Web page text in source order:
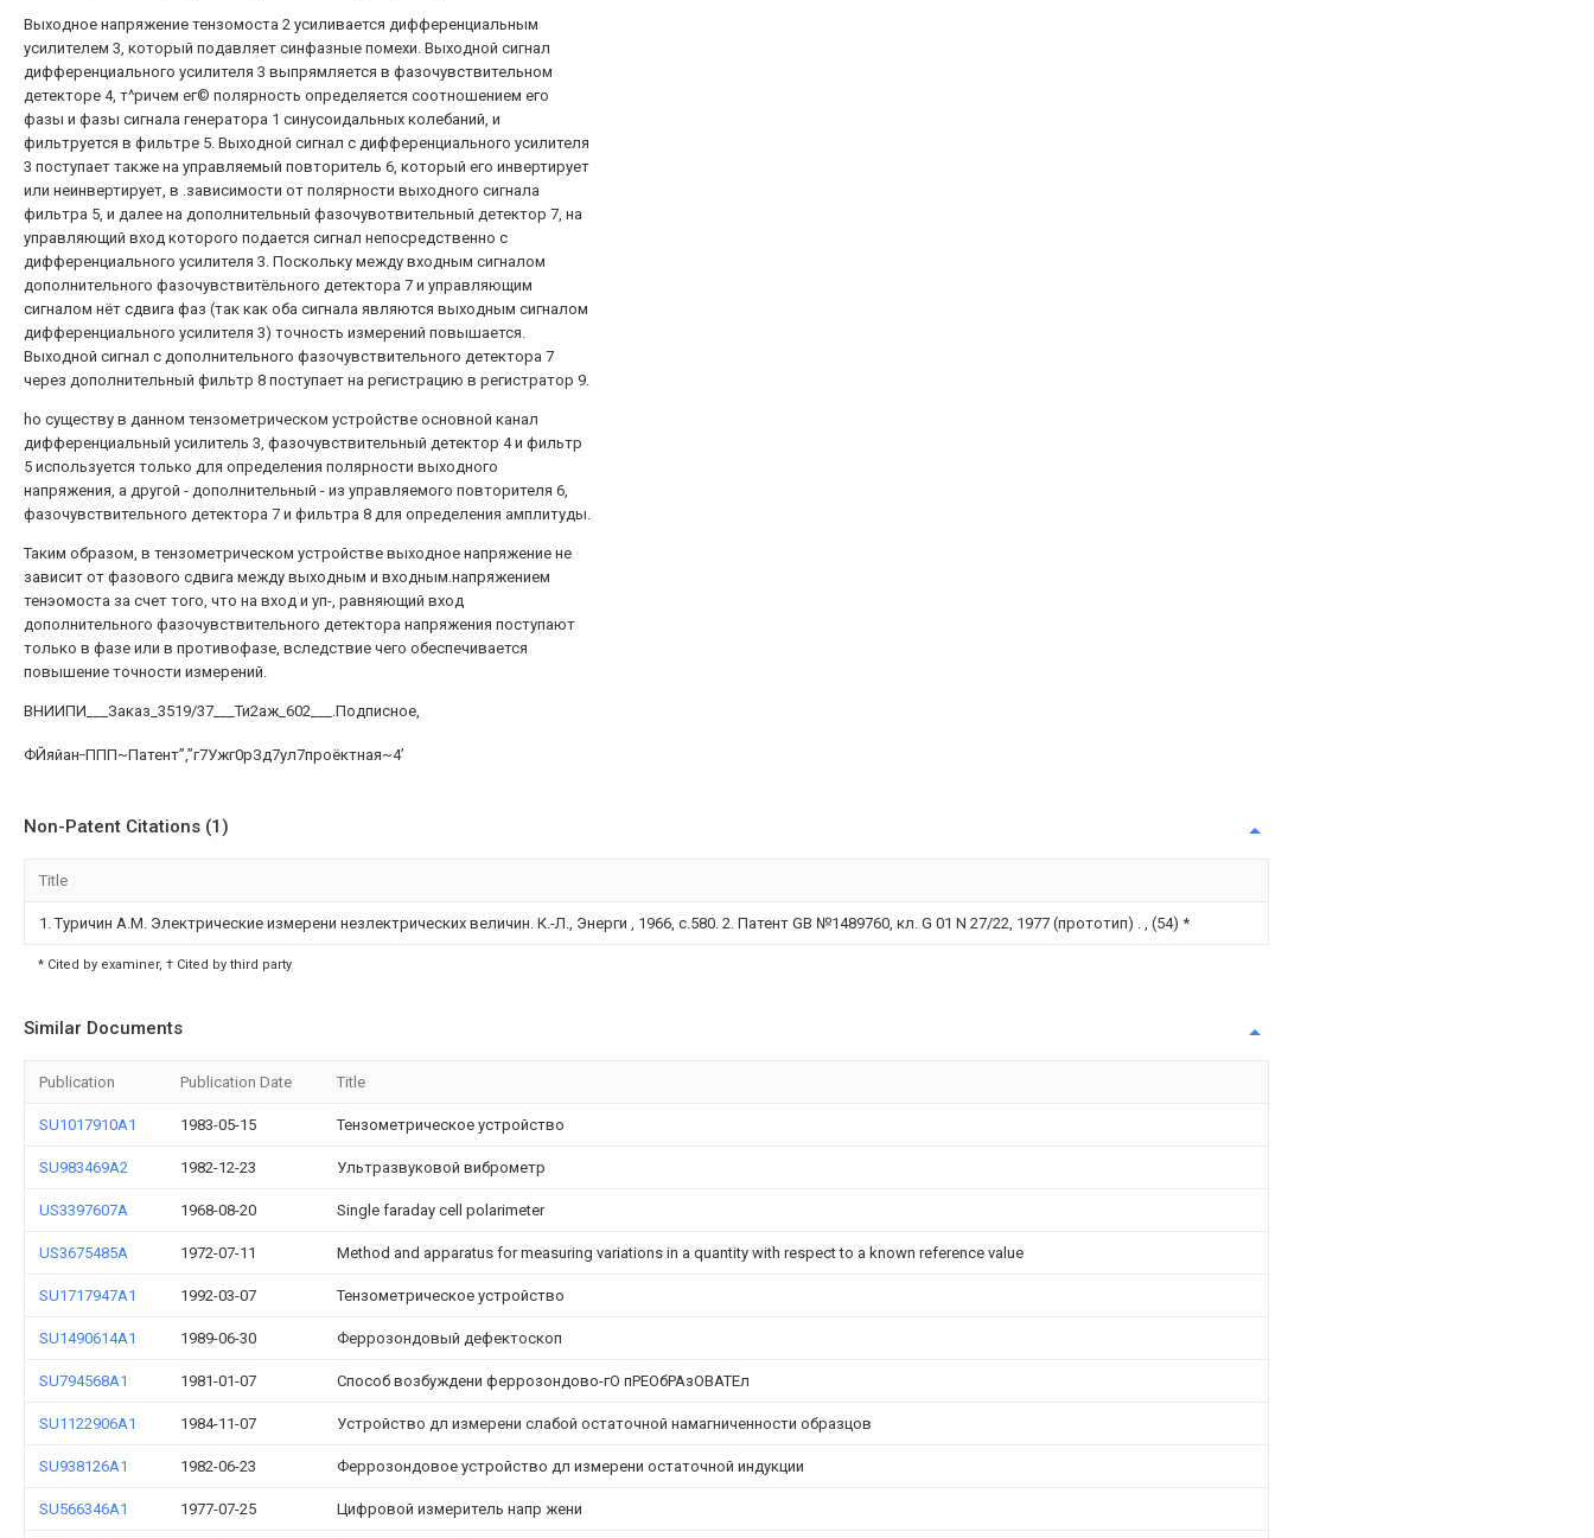
Выходное напряжение тензомоста 2 усиливается дифференциальным
усилителем 3, который подавляет синфазные помехи. Выходной сигнал
дифференциального усилителя 3 выпрямляется в фазочувствительном
детекторе 4, т^ричем ег© полярность определяется соотношением его
фазы и фазы сигнала генератора 1 синусоидальных колебаний, и
фильтруется в фильтре 5. Выходной сигнал с дифференциального усилителя
3 поступает также на управляемый повторитель 6, который его инвертирует
или неинвертирует, в .зависимости от полярности выходного сигнала
фильтра 5, и далее на дополнительный фазочувотвительный детектор 7, на
управляющий вход которого подается сигнал непосредственно с
дифференциального усилителя 3. Поскольку между входным сигналом
дополнительного фазочувствитёльного детектора 7 и управляющим
сигналом нёт сдвига фаз (так как оба сигнала являются выходным сигналом
дифференциального усилителя 3) точность измерений повышается.
Выходной сигнал с дополнительного фазочувствительного детектора 7
через дополнительный фильтр 8 поступает на регистрацию в регистратор 9.
ho существу в данном тензометрическом устройстве основной канал
дифференциальный усилитель 3, фазочувствительный детектор 4 и фильтр
5 используется только для определения полярности выходного
напряжения, а другой - дополнительный - из управляемого повторителя 6,
фазочувствительного детектора 7 и фильтра 8 для определения амплитуды.
Таким образом, в тензометрическом устройстве выходное напряжение не
зависит от фазового сдвига между выходным и входным.напряжением
тенэомоста за счет того, что на вход и уп-, равняющий вход
дополнительного фазочувствительного детектора напряжения поступают
только в фазе или в противофазе, вследствие чего обеспечивается
повышение точности измерений.
ВНИИПИ___Заказ_3519/37___Ти2аж_602___.Подписное,
ФЙяйан ППП~Патент”,”г7Ужг0рЗд7ул7проёктная~4’
Non-Patent Citations (1)
Title
1. Туричин A.M. Электрические измерени незлектрических величин. К.-Л., Энерги , 1966, с.580. 2. Патент GB №1489760, кл. G 01 N 27/22, 1977 (прототип) . , (54) *
* Cited by examiner, † Cited by third party
Similar Documents
Publication Publication Date Title
SU1017910A1 1983-05-15 Тензометрическое устройство
SU983469A2 1982-12-23 Ультразвуковой виброметр
US3397607A 1968-08-20 Single faraday cell polarimeter
US3675485A 1972-07-11 Method and apparatus for measuring variations in a quantity with respect to a known reference value
SU1717947A1 1992-03-07 Тензометрическое устройство
SU1490614A1 1989-06-30 Феррозондовый дефектоскоп
SU794568A1 1981-01-07 Способ возбуждени феррозондово-гО пРЕОбРАзОВАТЕл
SU1122906A1 1984-11-07 Устройство дл измерени слабой остаточной намагниченности образцов
SU938126A1 1982-06-23 Феррозондовое устройство дл измерени остаточной индукции
SU566346A1 1977-07-25 Цифровой измеритель напр жени